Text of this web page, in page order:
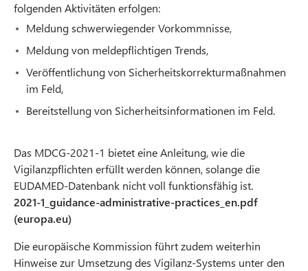
folgenden Aktivitäten erfolgen:
Meldung schwerwiegender Vorkommnisse,
Meldung von meldepflichtigen Trends,
Veröffentlichung von Sicherheitskorrekturmaßnahmen
im Feld,
Bereitstellung von Sicherheitsinformationen im Feld.
Das MDCG-2021-1 bietet eine Anleitung, wie die
Vigilanzpflichten erfüllt werden können, solange die
EUDAMED-Datenbank nicht voll funktionsfähig ist.
2021-1_guidance-administrative-practices_en.pdf
(europa.eu)
Die europäische Kommission führt zudem weiterhin
Hinweise zur Umsetzung des Vigilanz-Systems unter den